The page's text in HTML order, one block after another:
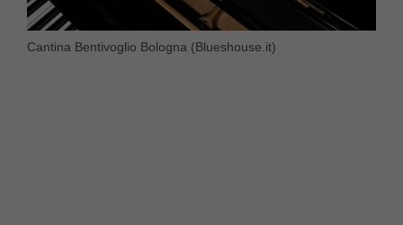
Cantina Bentivoglio Bologna (Blueshouse.it)